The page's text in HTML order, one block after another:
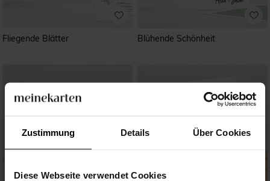
Zustimmung Details Über Cookies
Diese Webseite verwendet Cookies
Fliegende Blätter Blühende Schönheit